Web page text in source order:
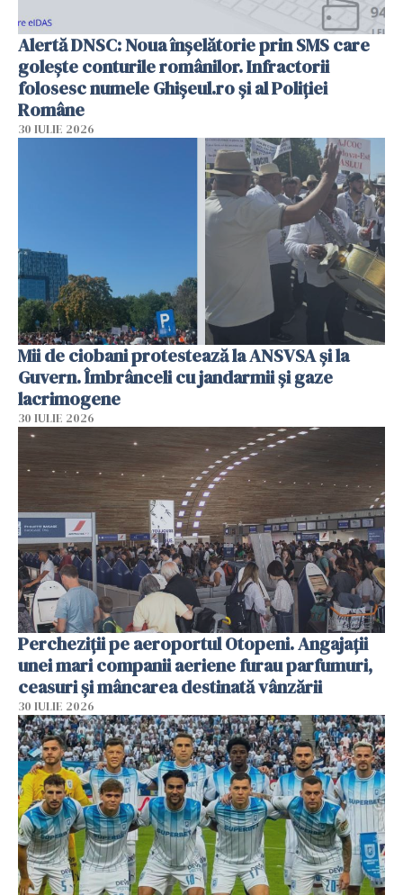
Alertă DNSC: Noua înșelătorie prin SMS care
golește conturile românilor. Infractorii
folosesc numele Ghișeul.ro și al Poliției
Române
30 IULIE 2026
Mii de ciobani protestează la ANSVSA și la
Guvern. Îmbrânceli cu jandarmii și gaze
lacrimogene
30 IULIE 2026
Percheziții pe aeroportul Otopeni. Angajații
unei mari companii aeriene furau parfumuri,
ceasuri și mâncarea destinată vânzării
30 IULIE 2026